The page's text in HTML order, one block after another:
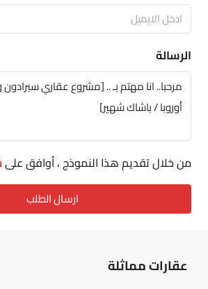
الرسالة
من خلال تقديم هذا النموذج ، أوافق على
ارسال الطلب
عقارات مماثلة